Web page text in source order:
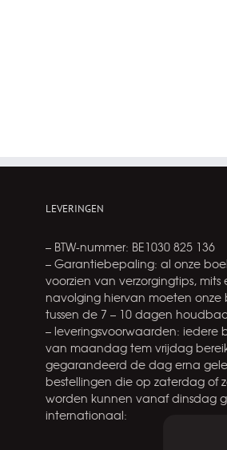
LEVERINGEN
– BTW-nummer: BE1030 825 136
– Garantiebepaling: al onze
voorzien van verzorgingtips, mits
navolging hiervan moeten onze
tussen de 7 – 10 dagen
– leveringsvoorwaarden: iedere
van maandag tem vrijdag
gegarandeerd de dag erna
bestellingen die op zaterdag of
worden kunnen vanaf dinsdag
internationaal: